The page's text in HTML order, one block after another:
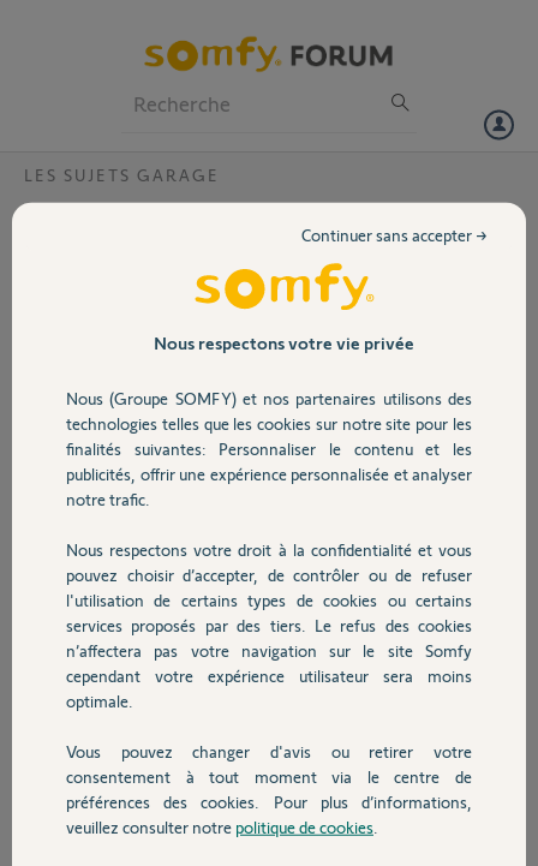
Volet
Sécurité
Domotique
Chauffage
Autres produits
Devis avec un pro
Contact
LES SUJETS GARAGE
au dessus de la porte de mon garage passe un tuyau, je ne peux donc
pas fixer la butée de rail directement sur le mur, j'ai donc pensé à fixer
une forte équerre entre plafond et cadre de porte pour contourner
cet obstacle, ce qui décalerait cependant la butée de ~130-140mm,
selon la vidéo, le rail semble permettre ce genre d'adaptation, est-ce
Luc
Participer au fil de discussion
Réponses
Bonjour Luc,
Un dessin de votre projet, et des photos de l'obstacle en question serait
Nous respectons votre vie privée
Nous (Groupe SOMFY) et nos partenaires utilisons des
technologies telles que les cookies sur notre site pour les
finalités suivantes: Personnaliser le contenu et les
publicités, offrir une expérience personnalisée et analyser
notre trafic.
Nous respectons votre droit à la confidentialité et vous
pouvez choisir d’accepter, de contrôler ou de refuser
l'utilisation de certains types de cookies ou certains
services proposés par des tiers. Le refus des cookies
n’affectera pas votre navigation sur le site Somfy
cependant votre expérience utilisateur sera moins
optimale.
Vous pouvez changer d'avis ou retirer votre
consentement à tout moment via le centre de
préférences des cookies. Pour plus d’informations,
veuillez consulter notre politique de cookies
Continuer sans accepter →